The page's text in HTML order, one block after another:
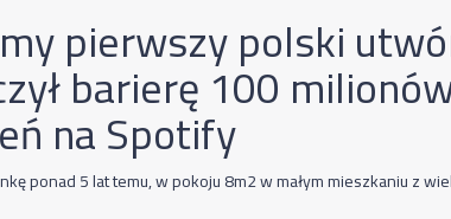
pierwszy polski
barierę 100
na Spotify
ponad 5 lat temu, w pokoju 8m2 w małym mieszkaniu z